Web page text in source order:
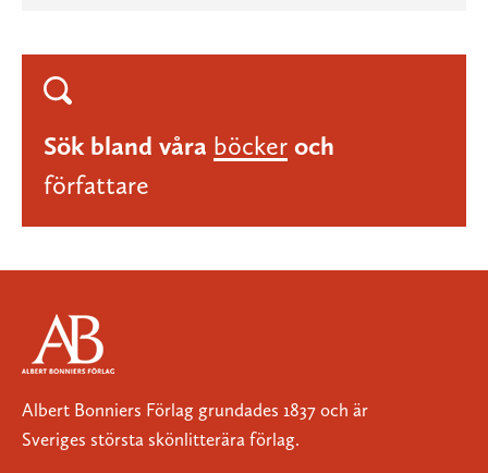
Sök bland våra böcker och
författare
Albert Bonniers Förlag grundades 1837 och är
Sveriges största skönlitterära förlag.